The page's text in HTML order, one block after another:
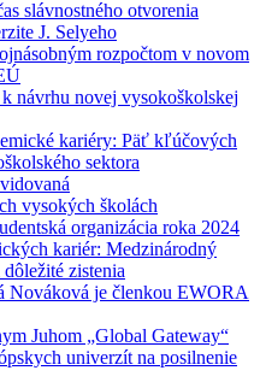
slávnostného otvorenia
J. Selyeho
rozpočtom v novom
návrhu novej vysokoškolskej
kariéry: Päť kľúčových
sektora
vysokých školách
organizácia roka 2024
kariér: Medzinárodný
zistenia
Nováková je členkou EWORA
Juhom „Global Gateway“
univerzít na posilnenie